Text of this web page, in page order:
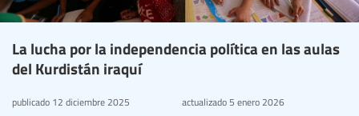
La lucha por la independencia política en las aulas
del Kurdistán iraquí
publicado 12 diciembre 2025 actualizado5 enero 2026